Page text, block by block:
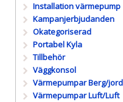
Installation värmepump
Kampanjerbjudanden
Okategoriserad
Portabel Kyla
Tillbehör
Väggkonsol
Värmepumpar Berg/jord
Värmepumpar Luft/Luft